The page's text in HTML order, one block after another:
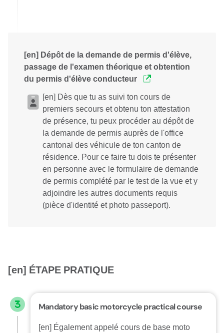
[en] Dépôt de la demande de permis d'élève,
passage de l'examen théorique et obtention
du permis d'élève conducteur
[en] Dès que tu as suivi ton cours de
premiers secours et obtenu ton attestation
de présence, tu peux procéder au dépôt de
la demande de permis auprès de l'office
cantonal des véhicule de ton canton de
résidence. Pour ce faire tu dois te présenter
en personne avec le formulaire de demande
de permis complété par le test de la vue et y
adjoindre les autres documents requis
(pièce d'identité et photo passeport).
[en] ÉTAPE PRATIQUE
Mandatory basic motorcycle practical course
[en] Également appelé cours de base moto